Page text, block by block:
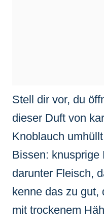
Stell dir vor, du
dieser Duft von
Knoblauch
Bissen: knusprige
darunter Fleisch,
kenne das zu gut,
mit trockenem